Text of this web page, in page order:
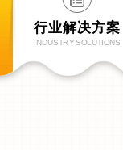
行业解决方案
INDUSTRY SOLUTIONS